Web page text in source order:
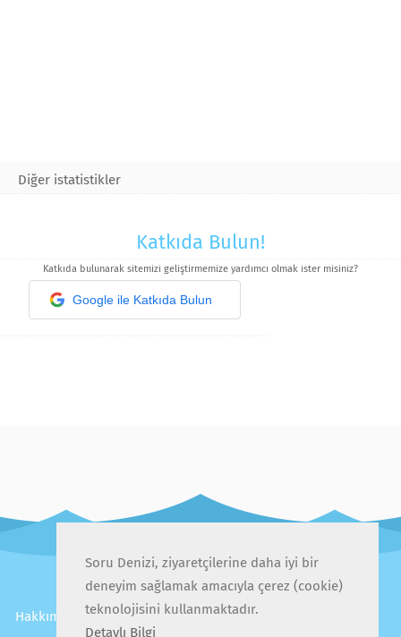
Diğer istatistikler
Katkıda Bulun!
Katkıda bulunarak sitemizi geliştirmemize yardımcı olmak ister misiniz?
Google ile Katkıda Bulun
Hakkımızda İletişim Gizlilik Politikası
Kullanıcı Sözleşmesi
Sıkça Sorulan Sorular
Soru Denizi, ziyaretçilerine daha iyi bir
deneyim sağlamak amacıyla çerez (cookie)
teknolojisini kullanmaktadır.
Detaylı Bilgi